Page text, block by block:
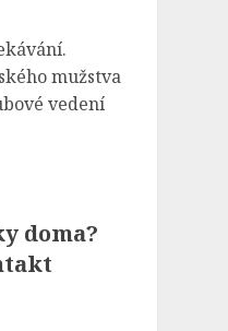
mužstva
vedení
doma?